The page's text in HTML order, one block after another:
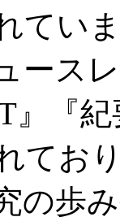
てい
ース
』『
てお
の歩